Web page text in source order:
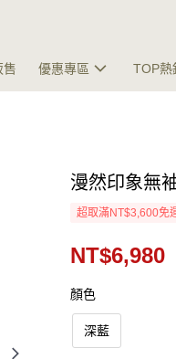
售 優惠專區 TOP熱
漫然印象無
超取滿NT$3,600免
NT$6,980
顏色
深藍